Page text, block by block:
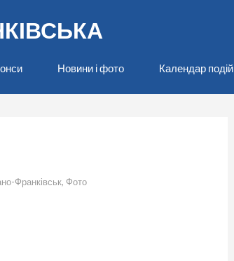
Новини і фото Календар подій
Франківськ, Фото